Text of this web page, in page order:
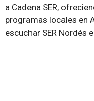
a Cadena SER,
programas locales en
escuchar SER Nordés